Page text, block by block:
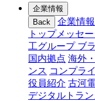
企業情報
Back
企業情
トップメッセ
工グループ ブ
国内拠点 海外
ンス コンプラ
役員紹介 古河
デジタルトラ